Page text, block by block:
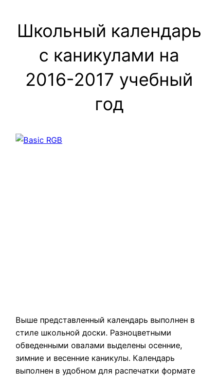
Школьный календарь
с каникулами на
2016-2017 учебный
год
Выше представленный календарь выполнен в
стиле школьной доски. Разноцветными
обведенными овалами выделены осенние,
зимние и весенние каникулы. Календарь
выполнен в удобном для распечатки формате